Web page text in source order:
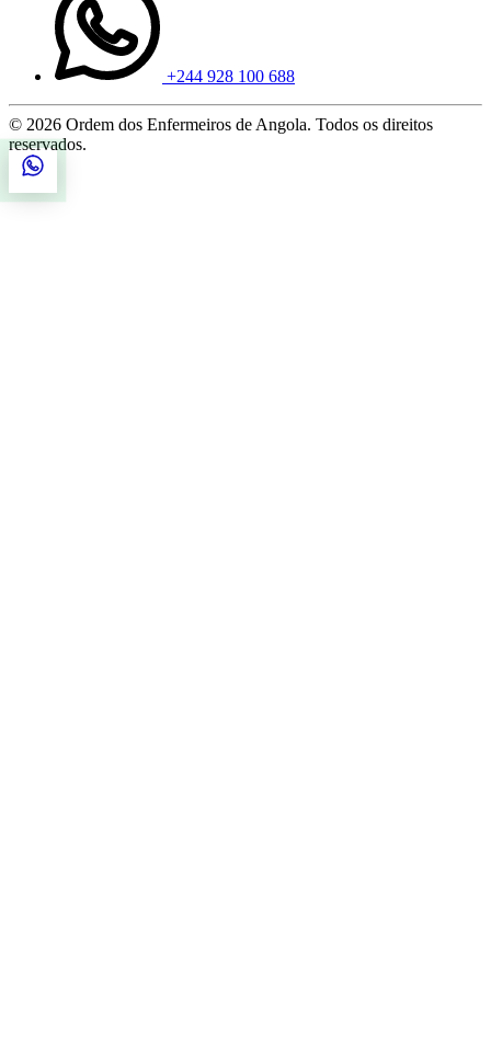
+244 928 100 688
© 2026 Ordem dos Enfermeiros de Angola. Todos os direitos
reservados.